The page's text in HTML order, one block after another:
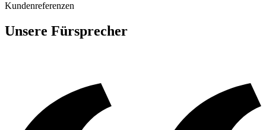
Kundenreferenzen
Unsere Fürsprecher